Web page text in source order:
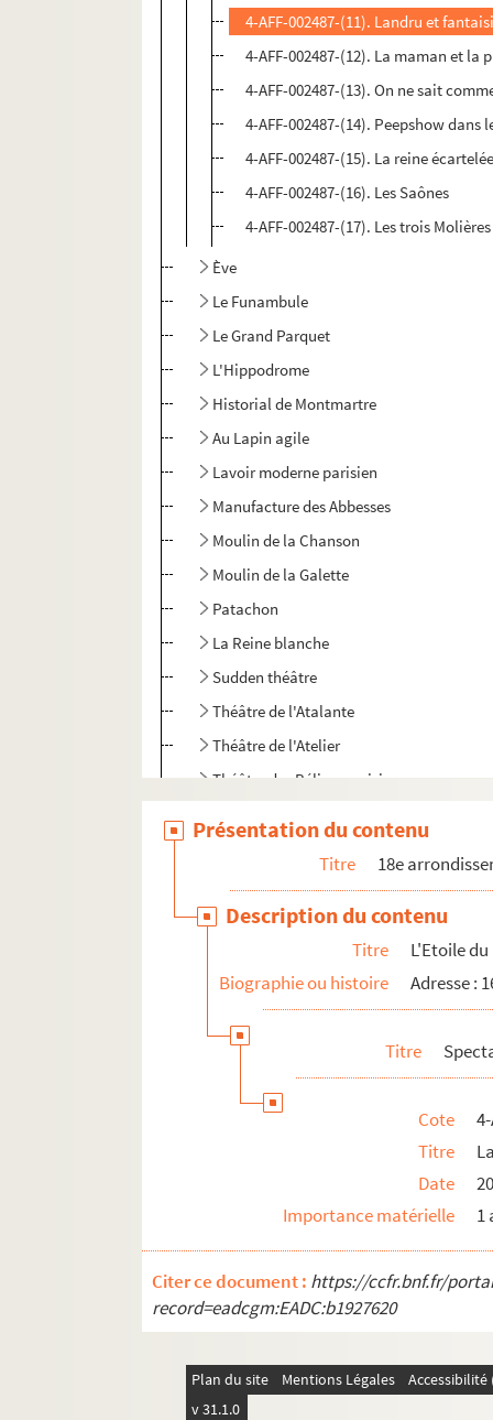
4-AFF-002487-(11). Landru et
4-AFF-002487-(12). La maman et la
4-AFF-002487-(13). On ne sait
4-AFF-002487-(14). Peepshow dans
4-AFF-002487-(15). La reine
4-AFF-002487-(16). Les Saônes
4-AFF-002487-(17). Les trois Molières
Ève
Le Funambule
Le Grand Parquet
L'Hippodrome
Historial de Montmartre
Au Lapin agile
Lavoir moderne parisien
Manufacture des Abbesses
Moulin de la Chanson
Moulin de la Galette
Patachon
La Reine blanche
Sudden théâtre
Théâtre de l'Atalante
Théâtre de l'Atelier
Théâtre des Béliers parisiens
Théâtre Espace Acteur
Théâtre de l'Hôpital Bretonneau
Théâtre Montmartre-Galabru
Théâtre Paris-Nord
Le Trianon
Le Trianon lyrique
Les Trois Baudets
19e arrondissement
20e arrondissement
Présentation du contenu
Titre 18e
Description du contenu
Titre
L'Etoile
Biographie ou histoire
Adresse :
Titre
Cote
Titre
Date
Importance matérielle
1
Citer ce document : https://ccfr.bnf.fr/
record=eadcgm:EADC:b1927620
Plan du site Mentions Légales
v 31.1.0